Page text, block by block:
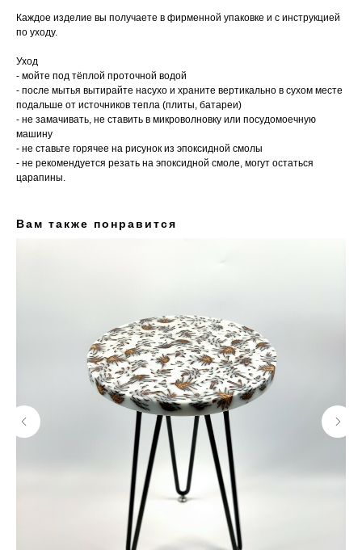
Каждое изделие вы получаете в фирменной упаковке и с инструкцией
по уходу.
Уход
⁃ мойте под тёплой проточной водой
⁃ после мытья вытирайте насухо и храните вертикально в сухом месте
подальше от источников тепла (плиты, батареи)
⁃ не замачивать, не ставить в микроволновку или посудомоечную
машину
⁃ не ставьте горячее на рисунок из эпоксидной смолы
⁃ не рекомендуется резать на эпоксидной смоле, могут остаться
царапины.
Вам также понравится